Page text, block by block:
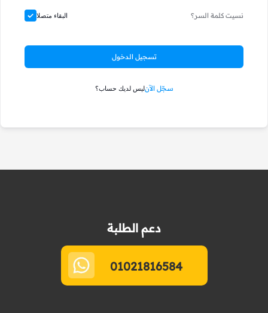
البقاء متصلا نسيت كلمة السر؟
تسجيل الدخول
ليس لديك حساب؟سجّل الآن
دعم الطلبة
01021816584